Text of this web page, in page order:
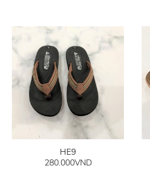
HE9
280.000VND